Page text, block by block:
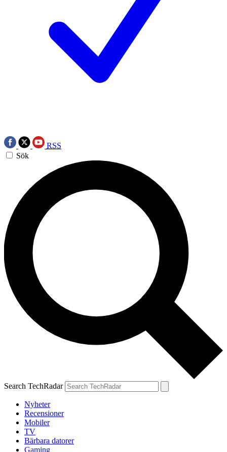
RSS
Sök
Search TechRadar
Nyheter
Recensioner
Mobiler
TV
Bärbara datorer
Gaming